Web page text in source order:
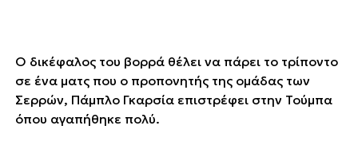
Ο δικέφαλος του βορρά θέλει να πάρει το τρίποντο
σε ένα ματς που ο προπονητής της ομάδας των
Σερρών, Πάμπλο Γκαρσία επιστρέφει στην Τούμπα
όπου αγαπήθηκε πολύ.